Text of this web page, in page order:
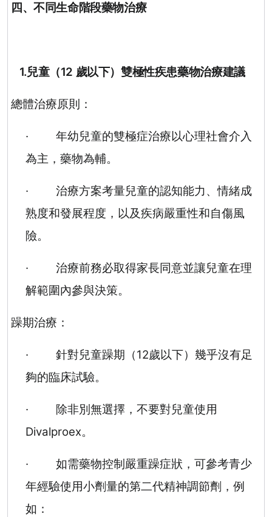
四、不同生命階段藥物治療
1.兒童（12 歲以下）雙極性疾患藥物治療建議
總體治療原則：
·
年幼兒童的雙極症治療以心理社會介入
為主，藥物為輔。
·
治療方案考量兒童的認知能力、情緒成
熟度和發展程度，以及疾病嚴重性和自傷風
險。
·
治療前務必取得家長同意並讓兒童在理
解範圍內參與決策。
躁期治療：
· 針對兒童躁期（12歲以下）幾乎沒有足
夠的臨床試驗。
·
除非別無選擇，不要對兒童使用
Divalproex。
·
如需藥物控制嚴重躁症狀，可參考青少
年經驗使用小劑量的第二代精神調節劑，例
如：